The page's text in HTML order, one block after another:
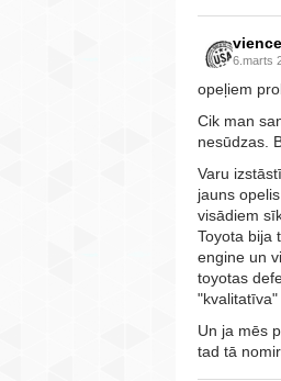
6.marts
opeļiem
Cik man
nesūdzas.
Varu
jauns
visādiem
Toyota bija
engine un
toyotas
"kvalitatīva"
Un ja mēs
tad tā